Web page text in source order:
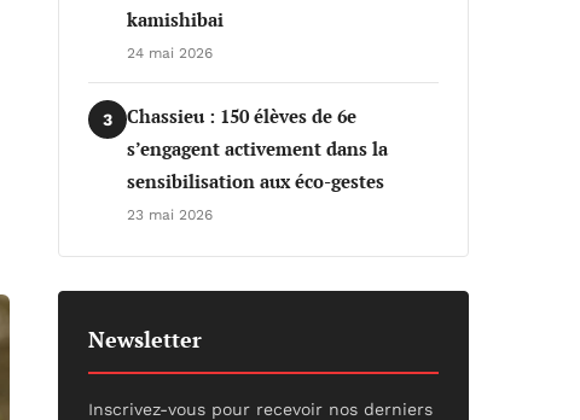
kamishibai
24 mai 2026
3
Chassieu : 150 élèves de 6e
s’engagent activement dans la
sensibilisation aux éco-gestes
23 mai 2026
Newsletter
Inscrivez-vous pour recevoir nos derniers